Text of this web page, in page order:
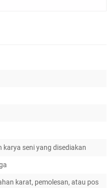
karya seni yang disediakan
karat, pemolesan, atau pos